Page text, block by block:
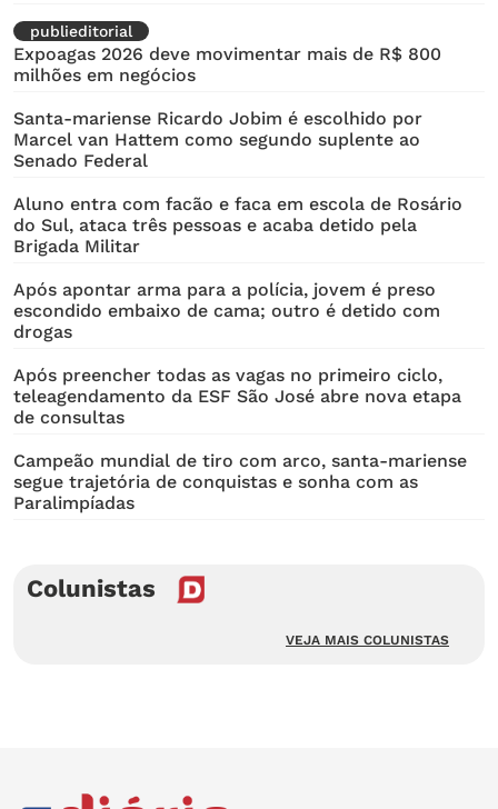
publieditorial
Expoagas 2026 deve movimentar mais de R$ 800
milhões em negócios
Santa-mariense Ricardo Jobim é escolhido por
Marcel van Hattem como segundo suplente ao
Senado Federal
Aluno entra com facão e faca em escola de Rosário
do Sul, ataca três pessoas e acaba detido pela
Brigada Militar
Após apontar arma para a polícia, jovem é preso
escondido embaixo de cama; outro é detido com
drogas
Após preencher todas as vagas no primeiro ciclo,
teleagendamento da ESF São José abre nova etapa
de consultas
Campeão mundial de tiro com arco, santa-mariense
segue trajetória de conquistas e sonha com as
Paralimpíadas
Colunistas
VEJA MAIS COLUNISTAS